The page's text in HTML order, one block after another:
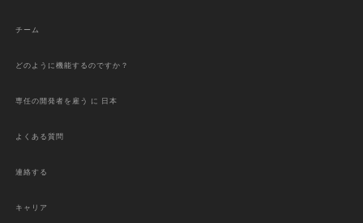
チーム
どのように機能するのですか？
専任の開発者を雇う に 日本
よくある質問
連絡する
キャリア